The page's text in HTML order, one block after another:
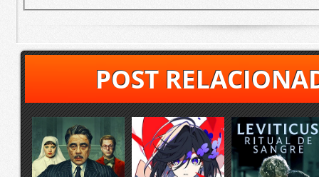
POST